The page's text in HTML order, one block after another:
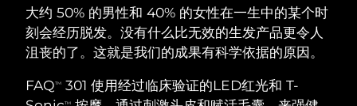
大约 50% 的男性和 40% 的女性在一生中的某个时
刻会经历脱发。没有什么比无效的生发产品更令人
沮丧的了。这就是我们的成果有科学依据的原因。
FAQTM
301 使用经过临床验证的LED红光和 T-
TM
红光疗法
瑞典美肤护理
澳大利亚 预计送达日期8/12/26
奥地利 预计送达日期